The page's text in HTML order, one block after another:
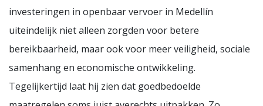
investeringen in openbaar vervoer in Medellín
uiteindelijk niet alleen zorgden voor betere
bereikbaarheid, maar ook voor meer veiligheid, sociale
samenhang en economische ontwikkeling.
Tegelijkertijd laat hij zien dat goedbedoelde